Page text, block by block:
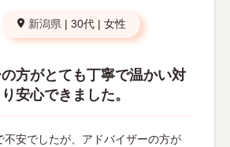
新潟県 | 30代 | 女性
方がとても丁寧で温かい対
安心できました。
不安でしたが、アドバイザーの方が